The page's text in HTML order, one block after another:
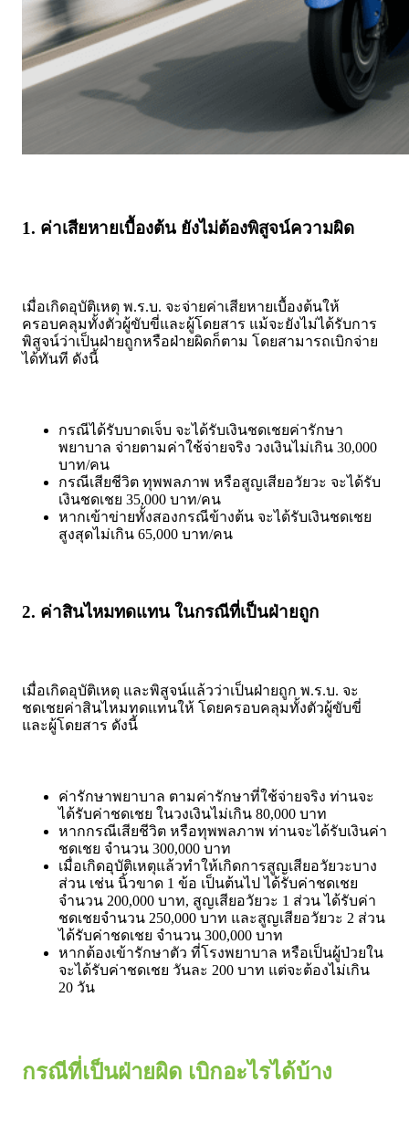
1. ค่าเสียหายเบื้องต้น ยังไม่ต้องพิสูจน์ความผิด
เมื่อเกิดอุบัติเหตุ พ.ร.บ. จะจ่ายค่าเสียหายเบื้องต้นให้
ครอบคลุมทั้งตัวผู้ขับขี่และผู้โดยสาร แม้จะยังไม่ได้รับการ
พิสูจน์ว่าเป็นฝ่ายถูกหรือฝ่ายผิดก็ตาม โดยสามารถเบิกจ่าย
ได้ทันที ดังนี้
กรณีได้รับบาดเจ็บ จะได้รับเงินชดเชยค่ารักษา
พยาบาล จ่ายตามค่าใช้จ่ายจริง วงเงินไม่เกิน 30,000
บาท/คน
กรณีเสียชีวิต ทุพพลภาพ หรือสูญเสียอวัยวะ จะได้รับ
เงินชดเชย 35,000 บาท/คน
หากเข้าข่ายทั้งสองกรณีข้างต้น จะได้รับเงินชดเชย
สูงสุดไม่เกิน 65,000 บาท/คน
2. ค่าสินไหมทดแทน ในกรณีที่เป็นฝ่ายถูก
เมื่อเกิดอุบัติเหตุ และพิสูจน์แล้วว่าเป็นฝ่ายถูก พ.ร.บ. จะ
ชดเชยค่าสินไหมทดแทนให้ โดยครอบคลุมทั้งตัวผู้ขับขี่
และผู้โดยสาร ดังนี้
ค่ารักษาพยาบาล ตามค่ารักษาที่ใช้จ่ายจริง ท่านจะ
ได้รับค่าชดเชย ในวงเงินไม่เกิน 80,000 บาท
หากกรณีเสียชีวิต หรือทุพพลภาพ ท่านจะได้รับเงินค่า
ชดเชย จำนวน 300,000 บาท
เมื่อเกิดอุบัติเหตุแล้วทำให้เกิดการสูญเสียอวัยวะบาง
ส่วน เช่น นิ้วขาด 1 ข้อ เป็นต้นไป ได้รับค่าชดเชย
จำนวน 200,000 บาท, สูญเสียอวัยวะ 1 ส่วน ได้รับค่า
ชดเชยจำนวน 250,000 บาท และสูญเสียอวัยวะ 2 ส่วน
ได้รับค่าชดเชย จำนวน 300,000 บาท
หากต้องเข้ารักษาตัว ที่โรงพยาบาล หรือเป็นผู้ป่วยใน
จะได้รับค่าชดเชย วันละ 200 บาท แต่จะต้องไม่เกิน
20 วัน
กรณีที่เป็นฝ่ายผิด เบิกอะไรได้บ้าง